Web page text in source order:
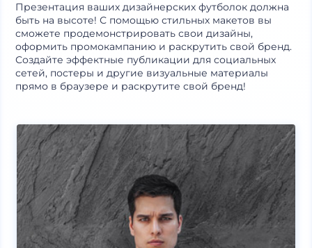
Презентация ваших дизайнерских футболок должна
быть на высоте! С помощью стильных макетов вы
сможете продемонстрировать свои дизайны,
оформить промокампанию и раскрутить свой бренд.
Создайте эффектные публикации для социальных
сетей, постеры и другие визуальные материалы
прямо в браузере и раскрутите свой бренд!